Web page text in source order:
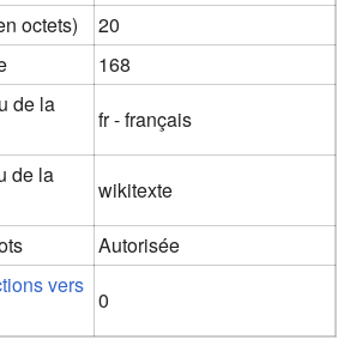
octets)
20
168
de la
fr - français
de la
wikitexte
Autorisée
vers
0